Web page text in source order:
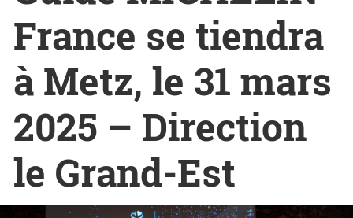
France se tiendra
à Metz, le 31 mars
2025 – Direction
le Grand-Est